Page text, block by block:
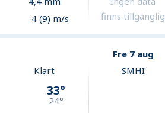
4 (9) m/s
finns tillgänglig
Fre 7 aug
Klart
33°
24°
SMHI